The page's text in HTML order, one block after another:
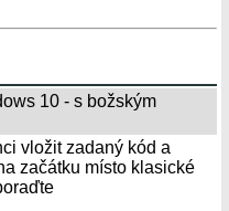
10 - s božským
vložit zadaný kód a
začátku místo klasické